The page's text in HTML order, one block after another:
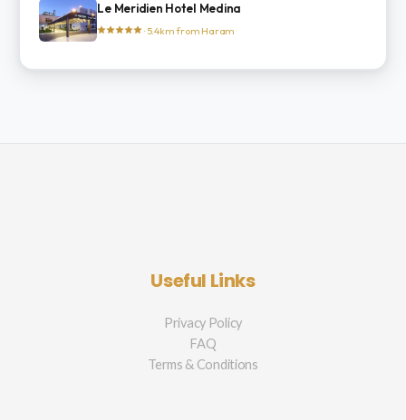
Le Meridien Hotel Medina
· 5.4km from Haram
Useful Links
Privacy Policy
FAQ
Terms & Conditions